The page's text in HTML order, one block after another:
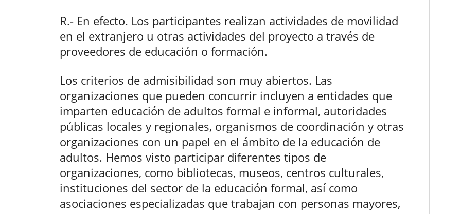
R.- En efecto. Los participantes realizan actividades de movilidad
en el extranjero u otras actividades del proyecto a través de
proveedores de educación o formación.
Los criterios de admisibilidad son muy abiertos. Las
organizaciones que pueden concurrir incluyen a entidades que
imparten educación de adultos formal e informal, autoridades
públicas locales y regionales, organismos de coordinación y otras
organizaciones con un papel en el ámbito de la educación de
adultos. Hemos visto participar diferentes tipos de
organizaciones, como bibliotecas, museos, centros culturales,
instituciones del sector de la educación formal, así como
asociaciones especializadas que trabajan con personas mayores,